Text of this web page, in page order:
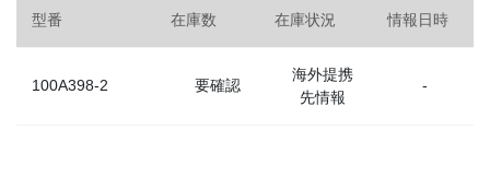
型番 在庫数 在庫状況 情報日時
100A398-2 要確認
海外提携
先情報
-